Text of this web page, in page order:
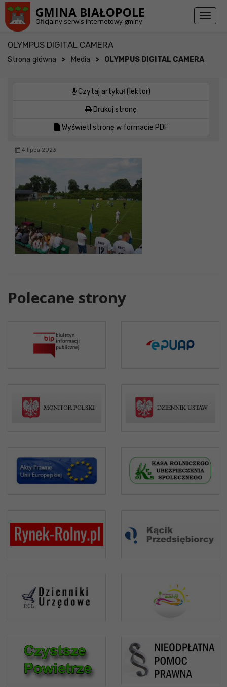
GMINA BIAŁOPOLE
Oficjalny serwis internetowy gminy
Toggle
OLYMPUS DIGITAL CAMERA
Strona główna > Media > OLYMPUS DIGITAL CAMERA
Czytaj artykuł (lektor)
Drukuj stronę
Wyświetl stronę w formacie PDF
4 lipca 2023
Polecane strony